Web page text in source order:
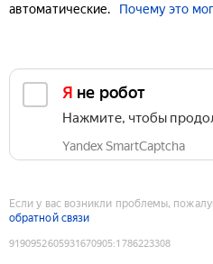
автоматические.
Почему это
Я не робот
Нажмите, чтобы
Yandex SmartCaptcha
Если у вас возникли проблемы,
обратной связи
9190952605931670905:1786223308